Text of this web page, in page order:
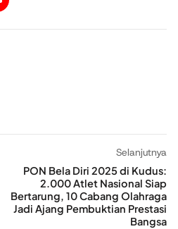
Selanjutnya
PON Bela Diri 2025 di Kudus:
2.000 Atlet Nasional Siap
Bertarung, 10 Cabang Olahraga
Jadi Ajang Pembuktian Prestasi
Bangsa